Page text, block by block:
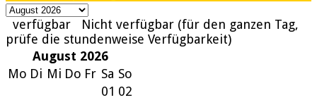
verfügbar
Nicht verfügbar (für den ganzen Tag,
prüfe die stundenweise Verfügbarkeit)
August 2026
Mo Di Mi Do Fr Sa So
01 02